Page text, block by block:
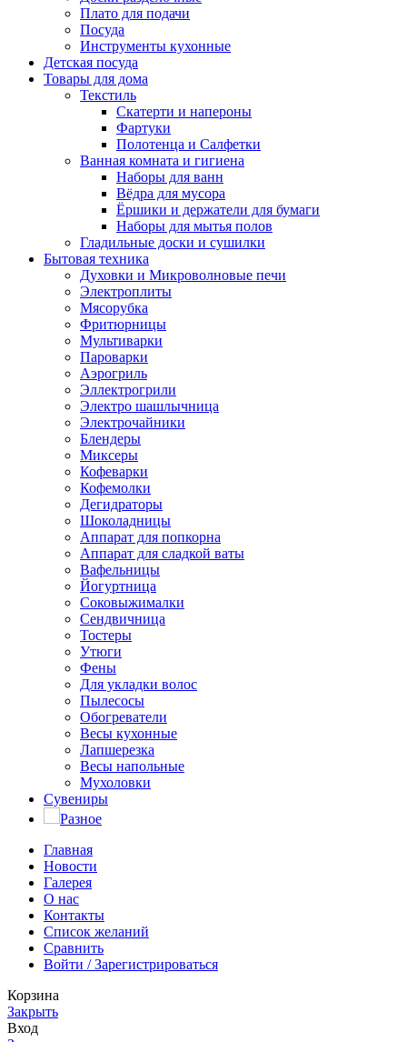
Плато для подачи
Посуда
Инструменты кухонные
Детская посуда
Товары для дома
Текстиль
Скатерти и напероны
Фартуки
Полотенца и Салфетки
Ванная комната и гигиена
Наборы для ванн
Вёдра для мусора
Ёршики и держатели для бумаги
Наборы для мытья полов
Гладильные доски и сушилки
Бытовая техника
Духовки и Микроволновые печи
Электроплиты
Мясорубка
Фритюрницы
Мультиварки
Пароварки
Аэрогриль
Эллектрогрили
Электро шашлычница
Электрочайники
Блендеры
Миксеры
Кофеварки
Кофемолки
Дегидраторы
Шоколадницы
Аппарат для попкорна
Аппарат для сладкой ваты
Вафельницы
Йогуртница
Соковыжималки
Сендвичница
Тостеры
Утюги
Фены
Для укладки волос
Пылесосы
Обогреватели
Весы кухонные
Лапшерезка
Весы напольные
Мухоловки
Сувениры
Разное
Главная
Новости
Галерея
О нас
Контакты
Список желаний
Сравнить
Войти / Зарегистрироваться
Корзина
Закрыть
Вход